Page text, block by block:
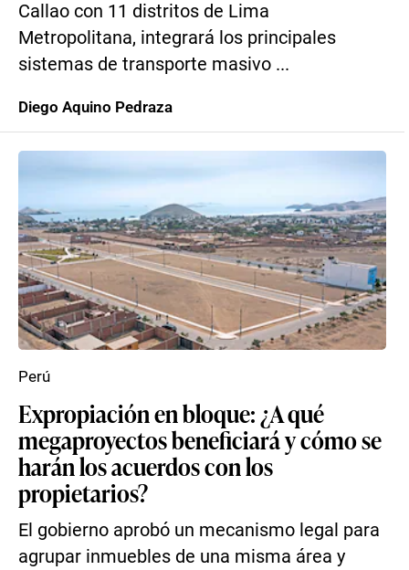
Callao con 11 distritos de Lima
Metropolitana, integrará los principales
sistemas de transporte masivo ...
Diego Aquino Pedraza
Expropiación en bloque: ¿A qué
megaproyectos beneficiará y cómo se
harán los acuerdos con los
propietarios?
El gobierno aprobó un mecanismo legal para
agrupar inmuebles de una misma área y
Perú